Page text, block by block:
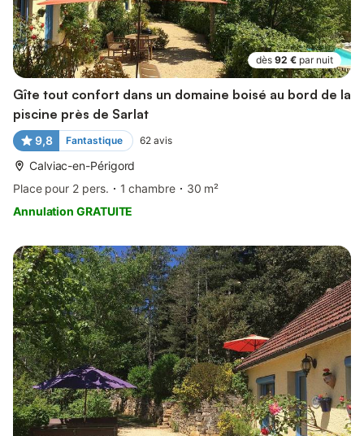
dès 92 € par nuit
Gîte tout confort dans un domaine boisé au bord de la
piscine près de Sarlat
9,8 Fantastique 62 avis
Calviac-en-Périgord
Place pour 2 pers.
1 chambre
30 m²
Annulation GRATUITE